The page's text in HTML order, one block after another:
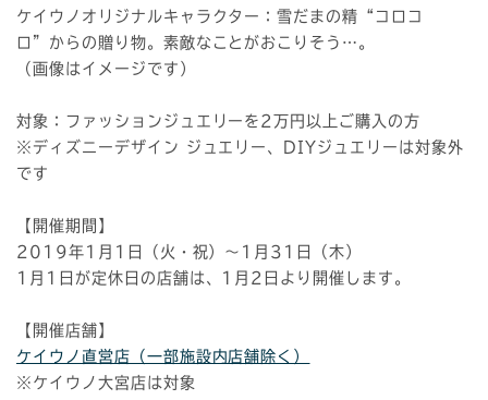
ケイウノオリジナルキャラクター：雪だまの精“コロコ
ロ”からの贈り物。素敵なことがおこりそう…。
（画像はイメージです）
対象：ファッションジュエリーを2万円以上ご購入の方
※ディズニーデザイン ジュエリー、DIYジュエリーは対象外
です
【開催期間】
2019年1月1日（火・祝）〜1月31日（木）
1月1日が定休日の店舗は、1月2日より開催します。
【開催店舗】
ケイウノ直営店（一部施設内店舗除く）
※ケイウノ大宮店は対象